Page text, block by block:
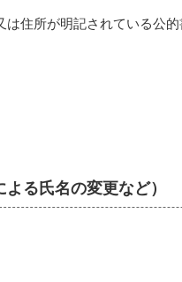
住所が明記されている公
る氏名の変更など）